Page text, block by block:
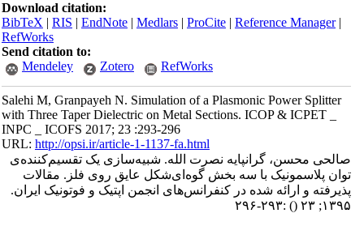
Download citation:
BibTeX|RIS|EndNote|Medlars|ProCite|Reference Manager
RefWorks
Send citation to:
Mendeley
Zotero RefWorks
Salehi M, Granpayeh N. Simulation of a Plasmonic Power Splitter
with Three Taper Dielectric on Metal Sections. ICOP & ICPET _
INPC _ ICOFS 2017; 23 :293-296
URL:http://opsi.ir/article-1-1137-fa.html
صالحی محسن، گرانپایه نصرت الله. شبیه‌سازی یک تقسیم‌کننده‌ی
توان پلاسمونیک با سه بخش گوه‌ای‌شکل عایق روی فلز. مقالات
پذیرفته و ارائه شده در کنفرانس‌های انجمن اپتیک و فوتونیک ایران.
۱۳۹۵; ۲۳
() :۲۹۳-۲۹۶